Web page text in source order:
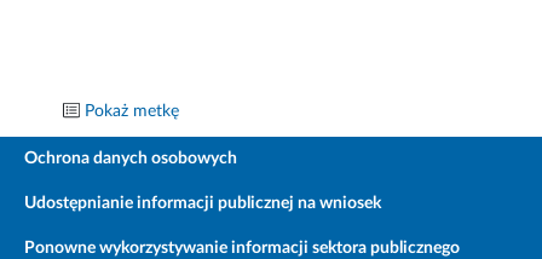
Pokaż metkę
Ochrona danych osobowych
Udostępnianie informacji publicznej na wniosek
Ponowne wykorzystywanie informacji sektora publicznego